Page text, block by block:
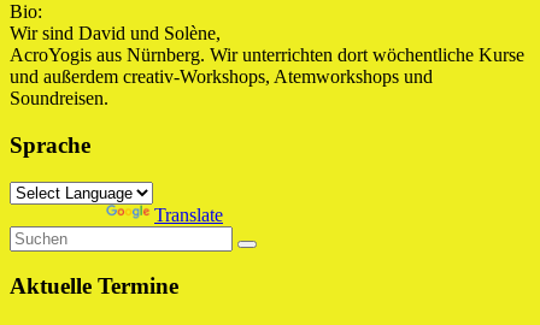
Bio:
Wir sind David und Solène,
AcroYogis aus Nürnberg. Wir unterrichten dort wöchentliche Kurse
und außerdem creativ-Workshops, Atemworkshops und
Soundreisen.
Sprache
Translate
Aktuelle Termine